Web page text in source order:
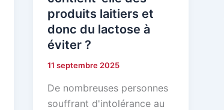
produits laitiers et
donc du lactose à
éviter ?
11 septembre 2025
De nombreuses personnes
souffrant d'intolérance au